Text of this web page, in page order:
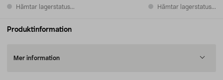
Hämtar lagerstatus... Hämtar lagerstatus...
Produktinformation
Mer information